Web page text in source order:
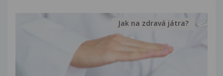
Jak na zdravá játra?